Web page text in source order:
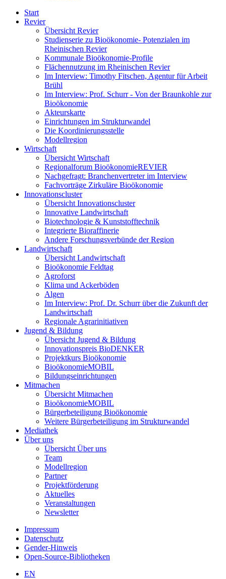
Start
Revier
Übersicht Revier
Studienserie zu Bioökonomie- Potenzialen im
Rheinischen Revier
Kommunale Bioökonomie-Profile
Flächennutzung im Rheinischen Revier
Im Interview: Timothy Fitschen, Agentur für Arbeit
Brühl
Im Interview: Prof. Schurr - Von der Braunkohle zur
Bioökonomie
Akteurskarte
Einrichtungen im Strukturwandel
Die Koordinierungsstelle
Modellregion
Wirtschaft
Übersicht Wirtschaft
Regionalforum BioökonomieREVIER
Nachgefragt: Branchenvertreter im Interview
Fachvorträge Zirkuläre Bioökonomie
Innovationscluster
Übersicht Innovationscluster
Innovative Landwirtschaft
Biotechnologie & Kunststofftechnik
Integrierte Bioraffinerie
Andere Forschungsverbünde der Region
Landwirtschaft
Übersicht Landwirtschaft
Bioökonomie Feldtag
Agroforst
Klima und Ackerböden
Algen
Im Interview: Prof. Dr. Schurr über die Zukunft der
Landwirtschaft
Regionale Agrarinitiativen
Jugend & Bildung
Übersicht Jugend & Bildung
Innovationspreis BioDENKER
Projektkurs Bioökonomie
BioökonomieMOBIL
Bildungseinrichtungen
Mitmachen
Übersicht Mitmachen
BioökonomieMOBIL
Bürgerbeteiligung Bioökonomie
Weitere Bürgerbeteiligung im Strukturwandel
Mediathek
Über uns
Übersicht Über uns
Team
Modellregion
Partner
Projektförderung
Aktuelles
Veranstaltungen
Newsletter
Impressum
Datenschutz
Gender-Hinweis
Open-Source-Bibliotheken
EN